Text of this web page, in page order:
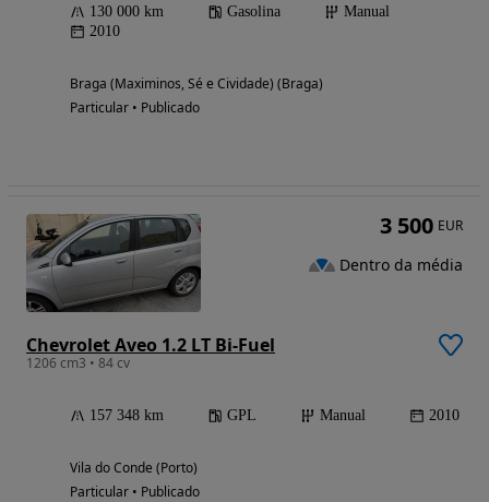
130 000 km Gasolina
Manual
2010
Braga (Maximinos, Sé e Cividade) (Braga)
Particular • Publicado
Chevrolet Aveo 1.2 LT Bi-Fuel
1206 cm3 • 84 cv
157 348 km GPL Manual 2010
Vila do Conde (Porto)
Particular • Publicado
3 500 EUR
Dentro da média